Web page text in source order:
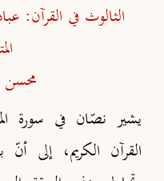
الثالوث في القرآن:
محسن
يشير نصّان في سورة
القرآن الكريم، إلى